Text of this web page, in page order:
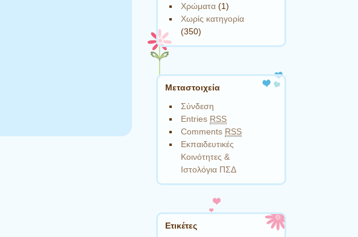
Χρώματα (1)
Χωρίς κατηγορία
(350)
Μεταστοιχεία
Σύνδεση
Entries RSS
Comments RSS
Εκπαιδευτικές
Κοινότητες &
Ιστολόγια ΠΣΔ
Ετικέτες